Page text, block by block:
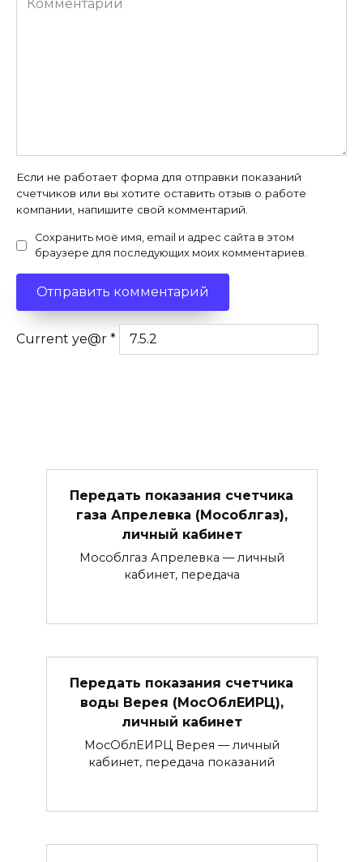
Если не работает форма для отправки показаний
счетчиков или вы хотите оставить отзыв о работе
компании, напишите свой комментарий.
Сохранить моё имя, email и адрес сайта в этом
браузере для последующих моих комментариев.
Current ye@r *
Передать показания счетчика
газа Апрелевка (Мособлгаз),
личный кабинет
Мособлгаз Апрелевка — личный
кабинет, передача
Передать показания счетчика
воды Верея (МосОблЕИРЦ),
личный кабинет
МосОблЕИРЦ Верея — личный
кабинет, передача показаний